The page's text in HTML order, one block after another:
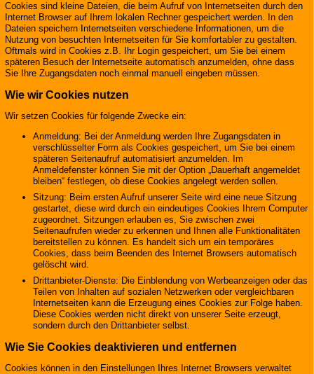
Cookies sind kleine Dateien, die beim Aufruf von Internetseiten durch den
Internet Browser auf Ihrem lokalen Rechner gespeichert werden. In den
Dateien speichern Internetseiten verschiedene Informationen, um die
Nutzung von besuchten Internetseiten für Sie komfortabler zu gestalten.
Oftmals wird in Cookies z.B. Ihr Login gespeichert, um Sie bei einem
späteren Besuch der Internetseite automatisch anzumelden, ohne dass
Sie Ihre Zugangsdaten noch einmal manuell eingeben müssen.
Wie wir Cookies nutzen
Wir setzen Cookies für folgende Zwecke ein:
Anmeldung: Bei der Anmeldung werden Ihre Zugangsdaten in
verschlüsselter Form als Cookies gespeichert, um Sie bei einem
späteren Seitenaufruf automatisiert anzumelden. Im
Anmeldefenster können Sie mit der Option „Dauerhaft angemeldet
bleiben“ festlegen, ob diese Cookies angelegt werden sollen.
Sitzung: Beim ersten Aufruf unserer Seite wird eine neue Sitzung
gestartet, diese wird durch ein eindeutiges Cookies Ihrem Computer
zugeordnet. Sitzungen erlauben es, Sie zwischen zwei
Seitenaufrufen wieder zu erkennen und Ihnen alle Funktionalitäten
bereitstellen zu können. Es handelt sich um ein temporäres
Cookies, dass beim Beenden des Internet Browsers automatisch
gelöscht wird.
Drittanbieter-Dienste: Die Einblendung von Werbeanzeigen oder das
Teilen von Inhalten auf sozialen Netzwerken oder vergleichbaren
Internetseiten kann die Erzeugung eines Cookies zur Folge haben.
Diese Cookies werden nicht direkt von unserer Seite erzeugt,
sondern durch den Drittanbieter selbst.
Wie Sie Cookies deaktivieren und entfernen
Cookies können in den Einstellungen Ihres Internet Browsers verwaltet